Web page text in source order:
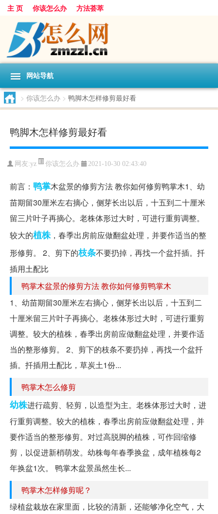
主 页 你该怎么办 方法荟萃
网站导航
> 你该怎么办 > 鸭脚木怎样修剪最好看
鸭脚木怎样修剪最好看
网友:yz 你该怎么办 2021-10-30 02:43:40
前言： 鸭掌木盆景的修剪方法 教你如何修剪鸭掌木1、幼
苗期留30厘米左右摘心，侧芽长出以后，十五到二十厘米
留三片叶子再摘心。老株体形过大时，可进行重剪调整。
较大的植株，春季出房前应做翻盆处理，并要作适当的整
形修剪。 2、剪下的枝条不要扔掉，再找一个盆扦插。扦
插用土配比
鸭掌木盆景的修剪方法 教你如何修剪鸭掌木
1、幼苗期留30厘米左右摘心，侧芽长出以后，十五到二
十厘米留三片叶子再摘心。老株体形过大时，可进行重剪
调整。较大的植株，春季出房前应做翻盆处理，并要作适
当的整形修剪。 2、剪下的枝条不要扔掉，再找一个盆扦
插。扦插用土配比，草炭土1份...
鸭掌木怎么修剪
幼株进行疏剪、轻剪，以造型为主。老株体形过大时，进
行重剪调整。较大的植株，春季出房前应做翻盆处理，并
要作适当的整形修剪。对过高脱脚的植株，可作回缩修
剪，以促进新梢萌发。幼株每年春季换盆，成年植株每2
年换盆1次。 鸭掌木盆景虽然生长...
鸭掌木怎样修剪呢？
绿植盆栽放在家里面，比较的清新，还能够净化空气，大